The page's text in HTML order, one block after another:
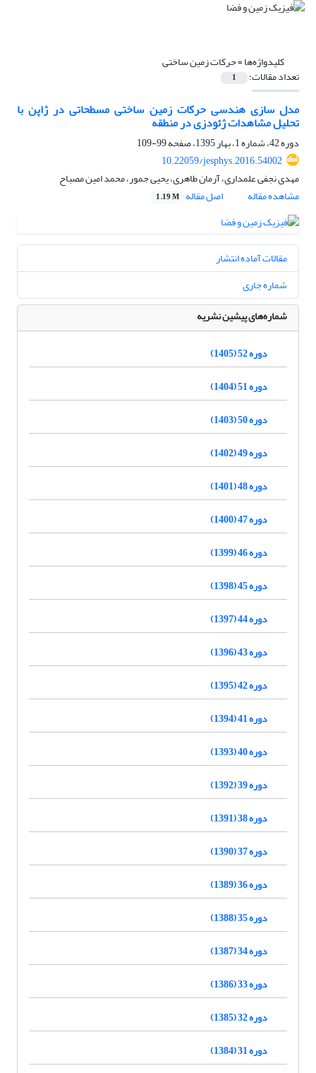
کلیدواژه‌ها =حرکات زمین ساختی
تعداد مقالات: 1
مدل سازی هندسی حرکات زمین ساختی مسطحاتی در ژاپن با
تحلیل مشاهدات ژئودزی در منطقه
دوره 42، شماره 1، بهار 1395، صفحه
99-109
10.22059/jesphys.2016.54002
مهدی نجفی علمداری، آرمان طاهری، یحیی جمور، محمد امین مصباح
مشاهده مقاله
اصل مقاله 1.19 M
مقالات آماده انتشار
شماره جاری
شماره‌های پیشین نشریه
دوره 52 (1405)
دوره 51 (1404)
دوره 50 (1403)
دوره 49 (1402)
دوره 48 (1401)
دوره 47 (1400)
دوره 46 (1399)
دوره 45 (1398)
دوره 44 (1397)
دوره 43 (1396)
دوره 42 (1395)
دوره 41 (1394)
دوره 40 (1393)
دوره 39 (1392)
دوره 38 (1391)
دوره 37 (1390)
دوره 36 (1389)
دوره 35 (1388)
دوره 34 (1387)
دوره 33 (1386)
دوره 32 (1385)
دوره 31 (1384)